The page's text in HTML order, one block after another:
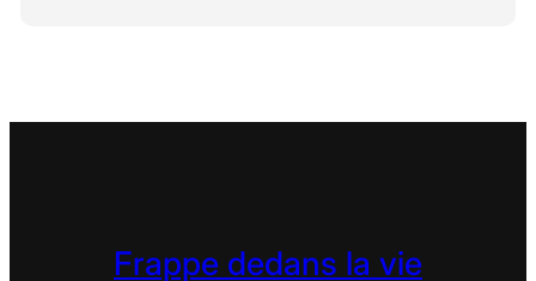
Frappe dedans la vie